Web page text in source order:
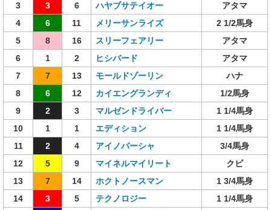
3
3 6 ハヤブサテイオー
アタマ
4
6 11 メリーサンライズ
2 1/2馬身
5
8 16 スリーフェアリー
アタマ
6
1 2 ヒシバード
アタマ
7
7 13 モールドゾーリン
ハナ
8
6 12 カイエングランディ
1/2馬身
9
2 3 マルゼンドライバー
1 1/4馬身
10
1 1 エディション
1 1/4馬身
11
2 4 アイノパーシャ
3/4馬身
12
5 9 マイネルマイリート
クビ
13
7 14 ホクトノースマン
1 3/4馬身
14
3 5 テクノロジー
1 1/4馬身